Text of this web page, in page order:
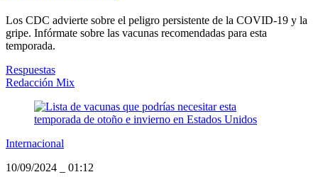
Los CDC advierte sobre el peligro persistente de la COVID-19 y la
gripe. Infórmate sobre las vacunas recomendadas para esta
temporada.
Respuestas
Redacción Mix
Internacional
10/09/2024
01:12